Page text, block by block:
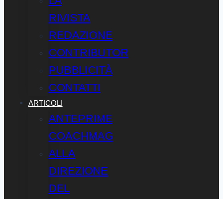
RIVISTA
REDAZIONE
CONTRIBUTOR
PUBBLICITÀ
CONTATTI
ARTICOLI
ANTEPRIME
COACHMAG
ALLA
DIREZIONE
DEL